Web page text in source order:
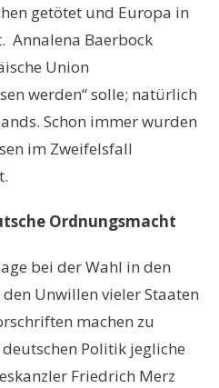
getötet und Europa in
Annalena Baerbock
Union
werden“ solle; natürlich
Schon immer wurden
im Zweifelsfall
Ordnungsmacht
bei der Wahl in den
Unwillen vieler Staaten
machen zu
Politik jegliche
Friedrich Merz